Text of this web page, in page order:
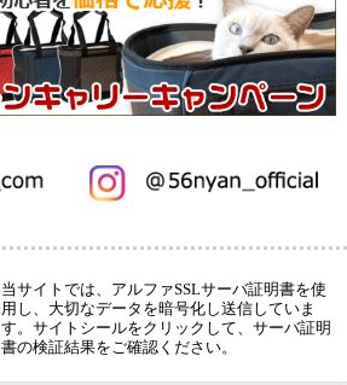
当サイトでは、アルファSSLサーバ証明書を使
用し、大切なデータを暗号化し送信していま
す。サイトシールをクリックして、サーバ証明
書の検証結果をご確認ください。